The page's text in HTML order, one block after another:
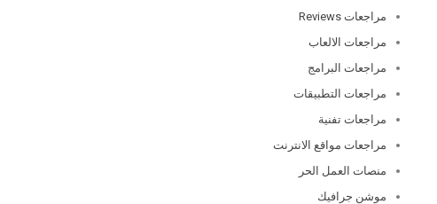
مراجعات Reviews
مراجعات الالعاب
مراجعات البرامج
مراجعات التطبيقات
مراجعات تفنية
مراجعات مواقع الانترنت
منصات العمل الحر
موشن جرافيك